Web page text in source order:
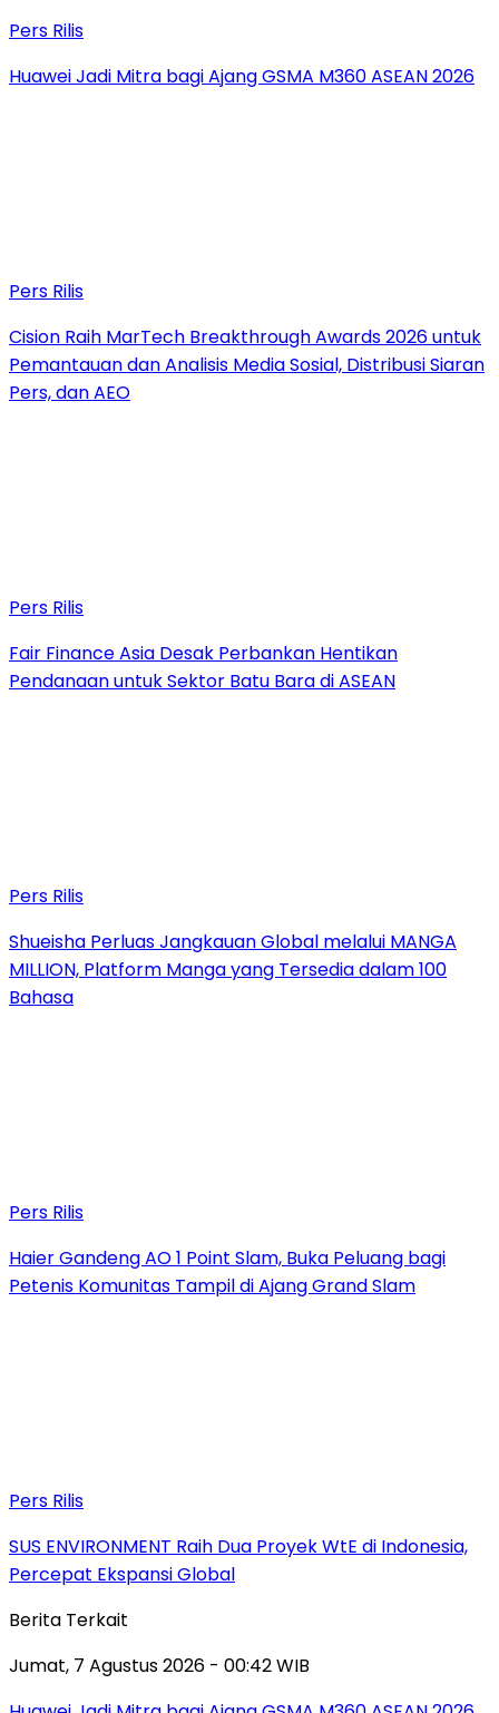
Pers Rilis
Huawei Jadi Mitra bagi Ajang GSMA M360 ASEAN 2026
Pers Rilis
Cision Raih MarTech Breakthrough Awards 2026 untuk
Pemantauan dan Analisis Media Sosial, Distribusi Siaran
Pers, dan AEO
Pers Rilis
Fair Finance Asia Desak Perbankan Hentikan
Pendanaan untuk Sektor Batu Bara di ASEAN
Pers Rilis
Shueisha Perluas Jangkauan Global melalui MANGA
MILLION, Platform Manga yang Tersedia dalam 100
Bahasa
Pers Rilis
Haier Gandeng AO 1 Point Slam, Buka Peluang bagi
Petenis Komunitas Tampil di Ajang Grand Slam
Pers Rilis
SUS ENVIRONMENT Raih Dua Proyek WtE di Indonesia,
Percepat Ekspansi Global
Berita Terkait
Jumat, 7 Agustus 2026 - 00:42 WIB